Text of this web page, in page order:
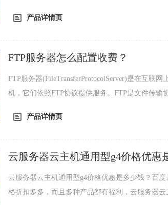
产品详情页
FTP服务器怎么配置收费？
FTP服务器(FileTransferProtocolServer)是在互联
机，它们依照FTP协议提供服务。FTP是文件传输
产品详情页
云服务器云主机通用型g4价格优惠
云服务器云主机通用型g4价格优惠是多少钱？百
格折扣多多，而且多种产品都有福利，云服务器